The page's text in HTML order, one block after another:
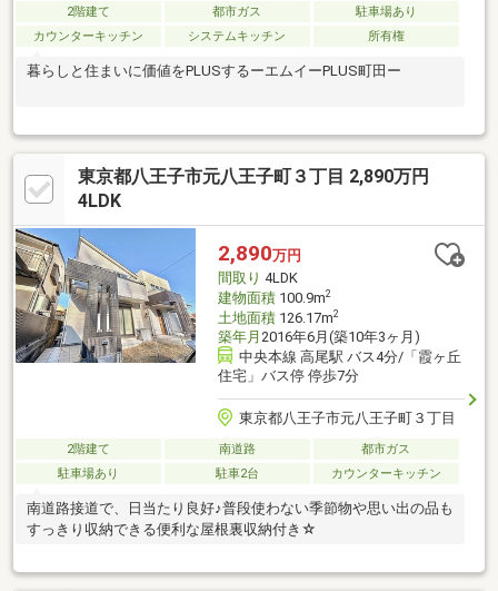
2階建て 都市ガス
駐車場あり
カウンターキッチン
システムキッチン 所有権
暮らしと住まいに価値をPLUSするーエムイーPLUS町田ー
東京都八王子市元八王子町３丁目 2,890万円
4LDK
2,890万円
間取り 4LDK
建物面積100.9m2
土地面積126.17m2
築年月 2016年6月(築10年3ヶ月)
中央本線 高尾駅 バス4分/「霞ヶ丘
住宅」バス停 停歩7分
東京都八王子市元八王子町３丁目
2階建て 南道路
都市ガス
駐車場あり
駐車2台 カウンターキッチン
南道路接道で、日当たり良好♪普段使わない季節物や思い出の品も
すっきり収納できる便利な屋根裏収納付き☆